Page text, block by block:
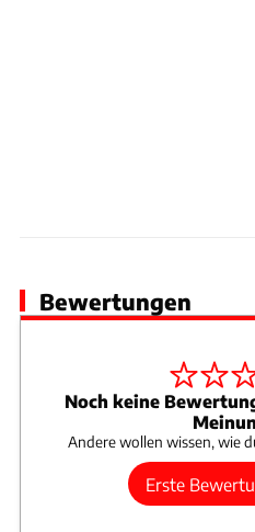
Bewertungen
Noch keine
Andere wollen wissen, wie
Erste